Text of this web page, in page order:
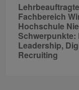
Fachbereich
Hochschule
Schwerpunkte:
Leadership,
Recruiting